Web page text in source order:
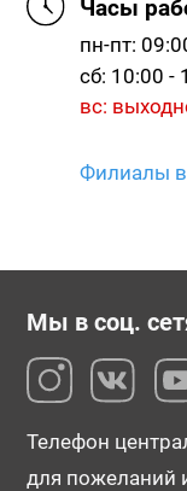
Часы
пн-пт:
сб: 10:00 -
вс:
Филиалы в
Мы в соц.
Телефон
для пожеланий